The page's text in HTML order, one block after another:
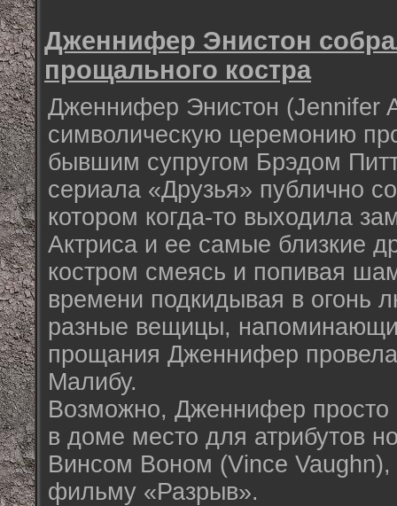
Дженнифер Энистон
прощального костра
Дженнифер Энистон (Jennifer
символическую церемонию
бывшим супругом Брэдом
сериала «Друзья» публично
котором когда-то выходила
Актриса и ее самые близкие
костром смеясь и попивая
времени подкидывая в огонь
разные вещицы,
прощания Дженнифер
Малибу.
Возможно, Дженнифер просто
в доме место для атрибутов
Винсом Воном (Vince
фильму «Разрыв».